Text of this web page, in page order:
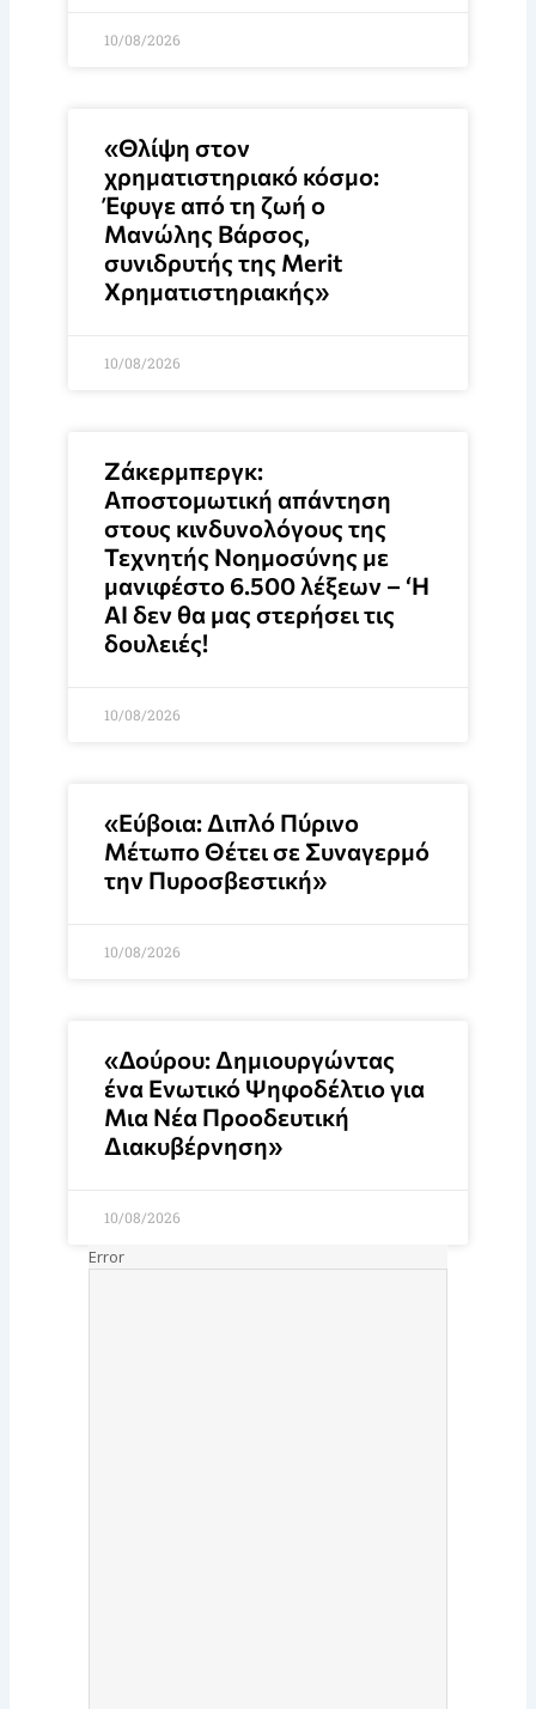
10/08/2026
«Θλίψη στον
χρηματιστηριακό κόσμο:
Έφυγε από τη ζωή ο
Μανώλης Βάρσος,
συνιδρυτής της Merit
Χρηματιστηριακής»
10/08/2026
Ζάκερμπεργκ:
Αποστομωτική απάντηση
στους κινδυνολόγους της
Τεχνητής Νοημοσύνης με
μανιφέστο 6.500 λέξεων – ‘Η
ΑΙ δεν θα μας στερήσει τις
δουλειές!
10/08/2026
«Εύβοια: Διπλό Πύρινο
Μέτωπο Θέτει σε Συναγερμό
την Πυροσβεστική»
10/08/2026
«Δούρου: Δημιουργώντας
ένα Ενωτικό Ψηφοδέλτιο για
Μια Νέα Προοδευτική
Διακυβέρνηση»
10/08/2026